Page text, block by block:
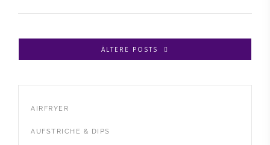
ÄLTERE POSTS
AIRFRYER
AUFSTRICHE & DIPS